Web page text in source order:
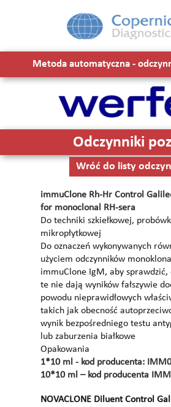
Wróć do listy
Odczynniki
Metoda automatyczna -
immuClone Rh-Hr Control
for monoclonal RH-sera
Do techniki szkiełkowej,
mikropłytkowej
Do oznaczeń wykonywanych
użyciem odczynników
immuClone IgM, aby sprawdzić,
te nie dają wyników fałszywie
powodu nieprawidłowych
takich jak obecność
wynik bezpośredniego testu
lub zaburzenia białkowe
Opakowania
1*10 ml - kod producenta:
10*10 ml – kod producenta
NOVACLONE Diluent Control